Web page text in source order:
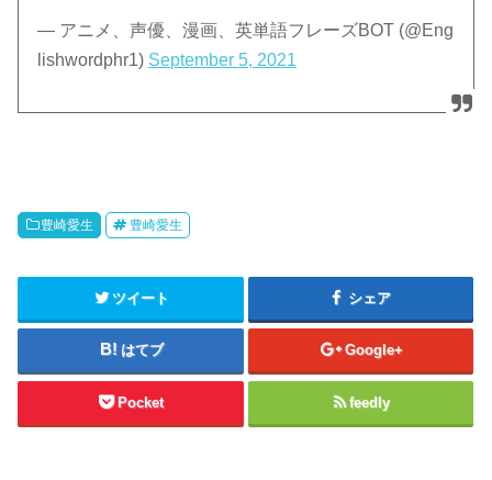
— アニメ、声優、漫画、英単語フレーズBOT (@Eng
lishwordphr1) September 5, 2021
豊崎愛生 豊崎愛生
ツイート シェア
はてブ Google+
Pocket feedly